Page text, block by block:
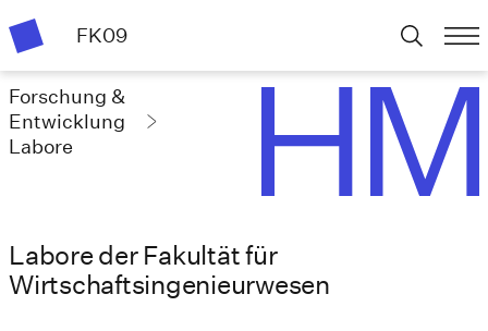
FK09
Forschung &
Entwicklung
Labore
Labore der Fakultät für
Wirtschaftsingenieurwesen